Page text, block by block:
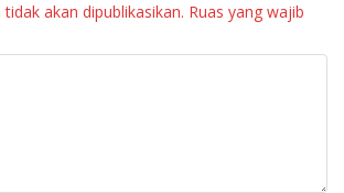
akan dipublikasikan. Ruas yang wajib